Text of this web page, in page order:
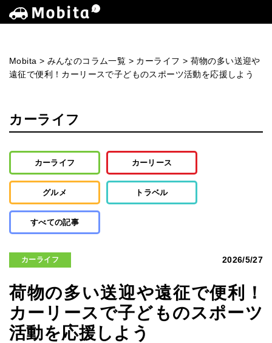
Mobita > みんなのコラム一覧 > カーライフ > 荷物の多い送迎や
遠征で便利！カーリースで子どものスポーツ活動を応援しよう
カーライフ
カーライフ カーリース
グルメ トラベル
すべての記事
カーライフ 2026/5/27
荷物の多い送迎や遠征で便利！
カーリースで子どものスポーツ
活動を応援しよう